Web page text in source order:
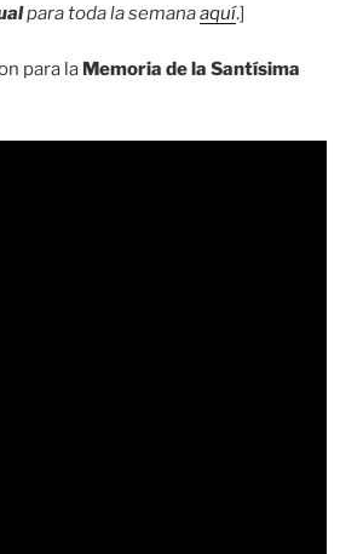
para toda la semanaaquí.]
para la Memoria de la Santísima